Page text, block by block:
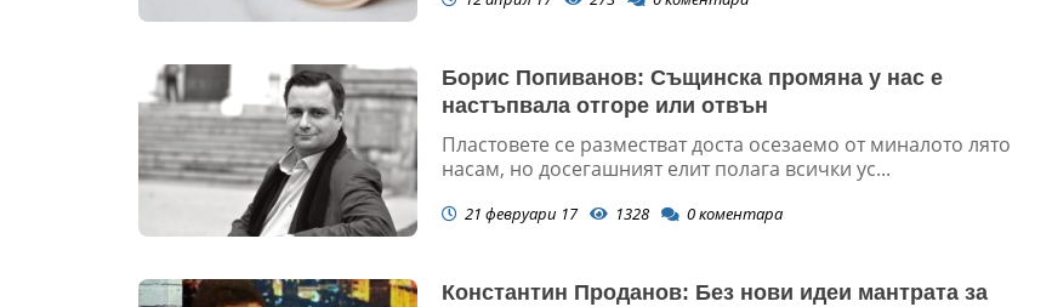
Борис Попиванов: Същинска промяна у нас е
настъпвала отгоре или отвън
Пластовете се разместват доста осезаемо от миналото лято
насам, но досегашният елит полага всички ус...
21 февруари 17 1328 0коментара
Константин Проданов: Без нови идеи мантрата за